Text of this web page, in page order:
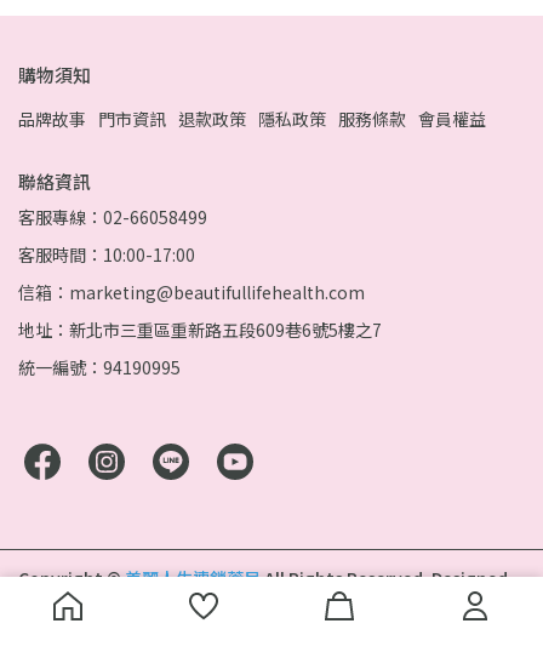
購物須知
品牌故事 門市資訊 退款政策 隱私政策 服務條款 會員權益
聯絡資訊
客服專線：02-66058499
客服時間：10:00-17:00
信箱：marketing@beautifullifehealth.com
地址：新北市三重區重新路五段609巷6號5樓之7
統一編號：94190995
Copyright ©美麗人生連鎖藥局All Rights Reserved.Designed
CYBERBIZ